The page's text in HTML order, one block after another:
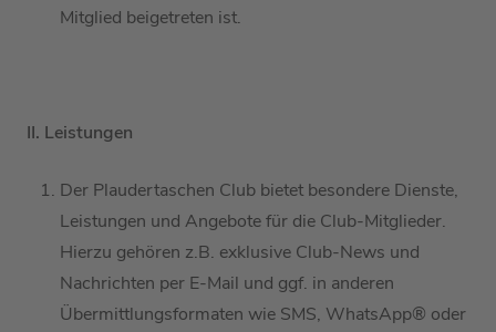
Mitglied beigetreten ist.
II. Leistungen
Der Plaudertaschen Club bietet besondere Dienste,
Leistungen und Angebotefür die Club-Mitglieder.
Hierzu gehören z.B. exklusive Club-News und
Nachrichten per E-Mail und ggf. in anderen
Übermittlungsformaten wie SMS, WhatsApp® oder